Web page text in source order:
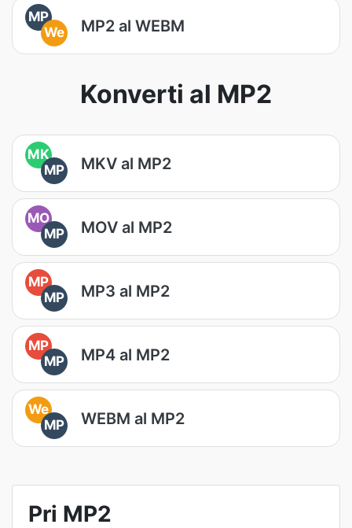
MP
We
MP2 al WEBM
Konverti al MP2
MK
MP
MKV al MP2
MO
MP
MOV al MP2
MP
MP
MP3 al MP2
MP
MP
MP4 al MP2
We
MP
WEBM al MP2
Pri MP2